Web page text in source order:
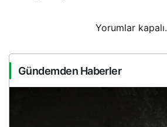
Yorumlar kapalı.
Gündemden Haberler